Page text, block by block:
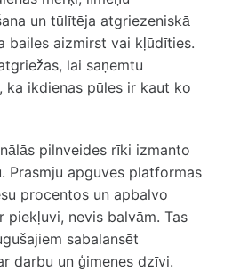
un tūlītēja atgriezeniskā
bailes aizmirst vai kļūdīties.
lai saņemtu
ka ikdienas pūles ir kaut ko
pilnveides rīki izmanto
Prasmju apguves platformas
procentos un apbalvo
piekļuvi, nevis balvām. Tas
sabalansēt
darbu un ģimenes dzīvi.